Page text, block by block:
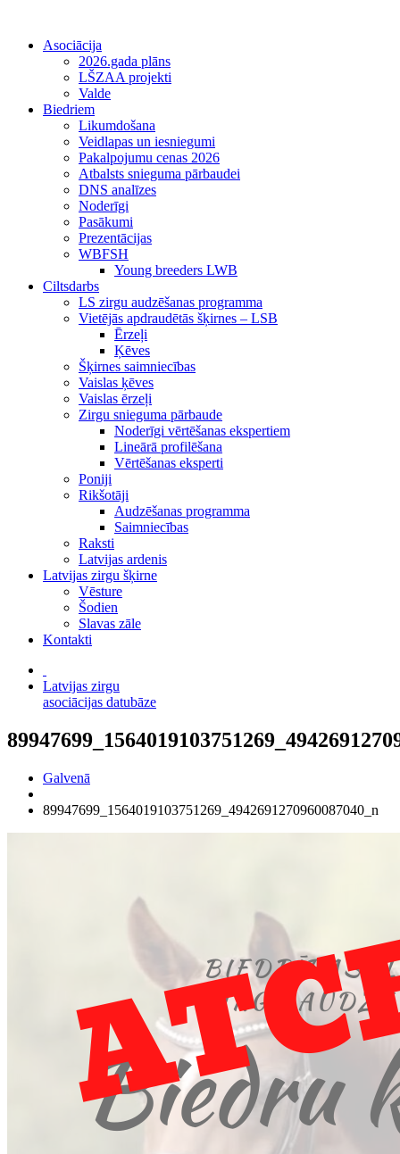
Asociācija
2026.gada plāns
LŠZAA projekti
Valde
Biedriem
Likumdošana
Veidlapas un iesniegumi
Pakalpojumu cenas 2026
Atbalsts snieguma pārbaudei
DNS analīzes
Noderīgi
Pasākumi
Prezentācijas
WBFSH
Young breeders LWB
Ciltsdarbs
LS zirgu audzēšanas programma
Vietējās apdraudētās šķirnes – LSB
Ērzeļi
Ķēves
Šķirnes saimniecības
Vaislas ķēves
Vaislas ērzeļi
Zirgu snieguma pārbaude
Noderīgi vērtēšanas ekspertiem
Lineārā profilēšana
Vērtēšanas eksperti
Poniji
Rikšotāji
Audzēšanas programma
Saimniecības
Raksti
Latvijas ardenis
Latvijas zirgu šķirne
Vēsture
Šodien
Slavas zāle
Kontakti
Latvijas zirgu
asociācijas datubāze
Galvenā
89947699_1564019103751269_4942691270960087040_n